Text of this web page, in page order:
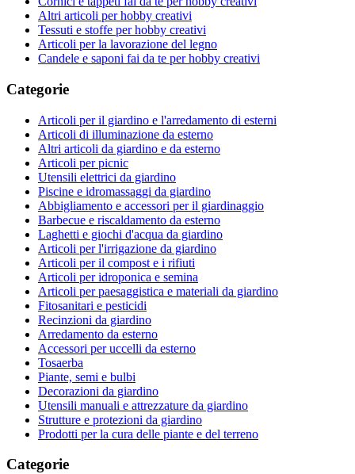
Altri articoli per hobby creativi
Tessuti e stoffe per hobby creativi
Articoli per la lavorazione del legno
Candele e saponi fai da te per hobby creativi
Categorie
Articoli per il giardino e l'arredamento di esterni
Articoli di illuminazione da esterno
Altri articoli da giardino e da esterno
Articoli per picnic
Utensili elettrici da giardino
Piscine e idromassaggi da giardino
Abbigliamento e accessori per il giardinaggio
Barbecue e riscaldamento da esterno
Laghetti e giochi d'acqua da giardino
Articoli per l'irrigazione da giardino
Articoli per il compost e i rifiuti
Articoli per idroponica e semina
Articoli per paesaggistica e materiali da giardino
Fitosanitari e pesticidi
Recinzioni da giardino
Arredamento da esterno
Accessori per uccelli da esterno
Tosaerba
Piante, semi e bulbi
Decorazioni da giardino
Utensili manuali e attrezzature da giardino
Strutture e protezioni da giardino
Prodotti per la cura delle piante e del terreno
Categorie